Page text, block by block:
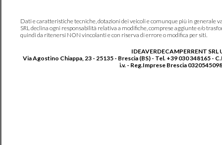
Dati e caratteristiche tecniche, dotazioni dei veicoli e comunque più in generale
SRL declina ogni responsabilità relativa a modifiche, comprese aggiunte e/o
quindi da ritenersi NON vincolanti e con riserva di errore o modifica per siti.
IDEAVERDECAMPERRENT SRL
Via Agostino Chiappa, 23 - 25135 - Brescia (BS) - Tel. +39 030 348165 -
i.v. - Reg.Imprese Brescia